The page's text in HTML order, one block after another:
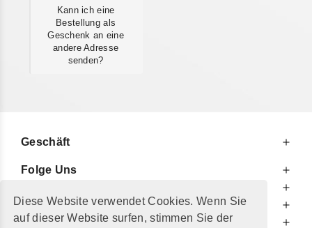
Diese Website verwendet Cookies. Wenn Sie
auf dieser Website surfen, stimmen Sie der
Kann ich eine
Bestellung als
Geschenk an eine
andere Adresse
senden?
Geschäft
Folge Uns
Zu Ihrer Information
Zusätzlich